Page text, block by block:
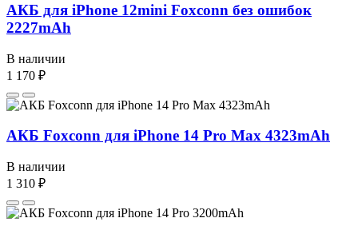
АКБ для iPhone 12mini Foxconn без ошибок
2227mAh
В наличии
1 170 ₽
АКБ Foxconn для iPhone 14 Pro Max 4323mAh
В наличии
1 310 ₽